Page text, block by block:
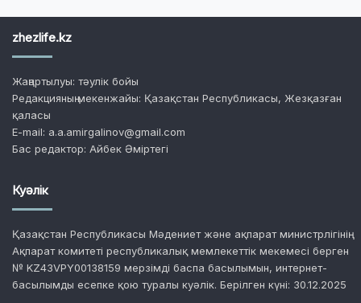
zhezlife.kz
Жаңартылуы: тәулік бойы
Редакцияның мекенжайы: Қазақстан Республикасы, Жезқазған
қаласы
E-mail: a.a.amirgalinov@gmail.com
Бас редактор: Айбек Әміртегі
Куәлік
Қазақстан Республикасы Мәдениет және ақпарат министрлігінің
Ақпарат комитеті республикалық мемлекеттік мекемесі берген
№ KZ43VPY00138159 мерзімді баспа басылымын, интернет-
басылымды есепке қою туралы куәлік. Берілген күні: 30.12.2025